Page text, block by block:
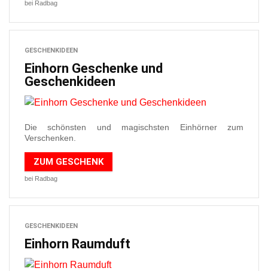
bei Radbag
GESCHENKIDEEN
Einhorn Geschenke und
Geschenkideen
Die schönsten und magischsten Einhörner zum
Verschenken.
ZUM GESCHENK
bei Radbag
GESCHENKIDEEN
Einhorn Raumduft